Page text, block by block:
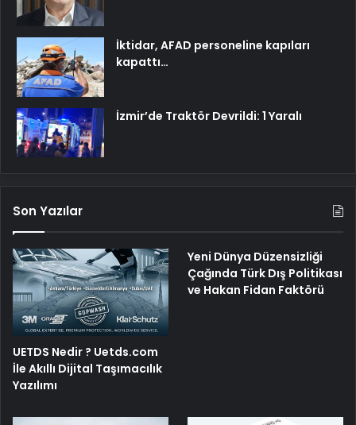
İktidar, AFAD personeline kapıları
kapattı…
İzmir’de Traktör Devrildi: 1 Yaralı
Son Yazılar
UETDS Nedir ? Uetds.com
İle Akıllı Dijital Taşımacılık
Yazılımı
Yeni Dünya Düzensizliği
Çağında Türk Dış Politikası
ve Hakan Fidan Faktörü